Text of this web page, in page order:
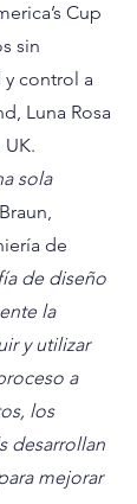
Cup
sin
control a
Luna Rosa
UK.
sola
de
de diseño
la
y utilizar
a
los
desarrollan
mejorar